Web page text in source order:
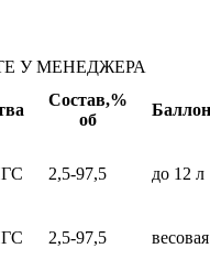
У МЕНЕДЖЕРА
Состав,%
об
Баллон
2,5-97,5 до 12 л
2,5-97,5 весовая